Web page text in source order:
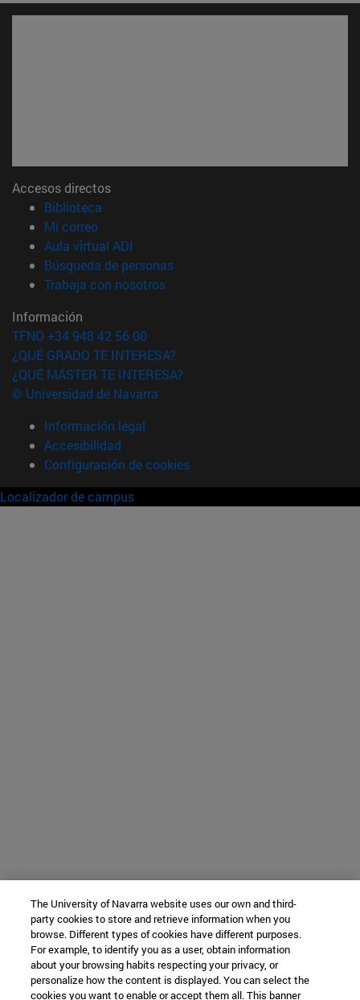
Accesos directos
Biblioteca
Mi correo(abre en nueva ventana)
Aula virtual ADI
Búsqueda de personas(abre en nueva ventana)
Trabaja con nosotros(abre en nueva ventana)
Información
TFNO +34 948 42 56 00
¿QUÉ GRADO TE INTERESA?
¿QUÉ MÁSTER TE INTERESA?
© Universidad de Navarra
Información legal
Accesibilidad
Configuración de cookies
Localizador de campus
The University of Navarra website uses our own and third-
party cookies to store and retrieve information when you
browse. Different types of cookies have different purposes.
For example, to identify you as a user, obtain information
about your browsing habits respecting your privacy, or
personalize how the content is displayed. You can select the
cookies you want to enable or accept them all. This banner